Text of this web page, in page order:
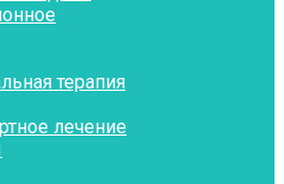
терапия
лечение